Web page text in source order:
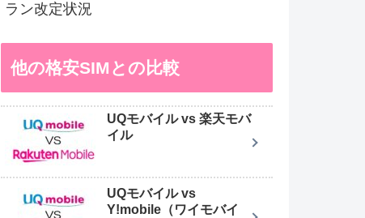
ラン改定状況
他の格安SIMとの比較
UQモバイル vs 楽天モバ
イル
UQモバイル vs
Y!mobile（ワイモバイ